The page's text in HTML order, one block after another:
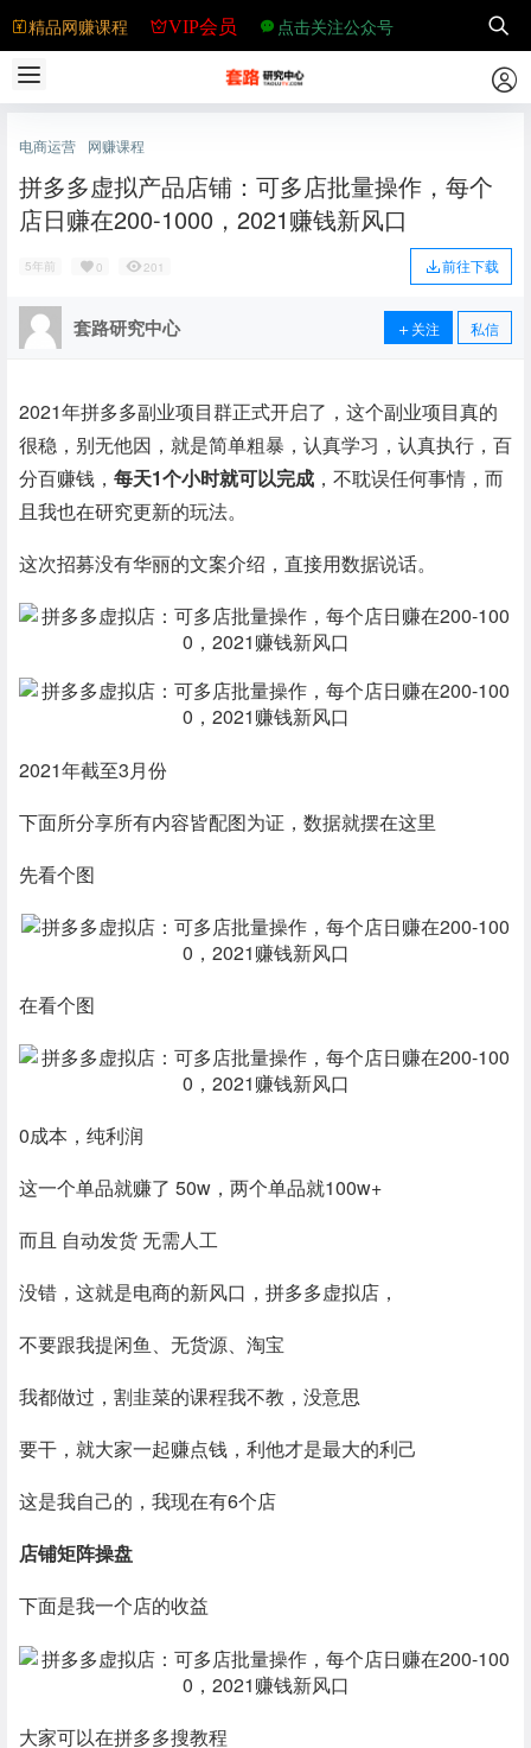
精品网赚课程 VIP会员 点击关注公众号
电商运营 网赚课程
拼多多虚拟产品店铺：可多店批量操作，每个
店日赚在200-1000，2021赚钱新风口
5年前 0 201 前往下载
套路研究中心 关注 私信
2021年拼多多副业项目群正式开启了，这个副业项目真的
很稳，别无他因，就是简单粗暴，认真学习，认真执行，百
分百赚钱， 每天1个小时就可以完成 ，不耽误任何事情，而
且我也在研究更新的玩法。
这次招募没有华丽的文案介绍，直接用数据说话。
2021年截至3月份
下面所分享所有内容皆配图为证，数据就摆在这里
先看个图
在看个图
0成本，纯利润
这一个单品就赚了 50w，两个单品就100w+
而且 自动发货 无需人工
没错，这就是电商的新风口，拼多多虚拟店，
不要跟我提闲鱼、无货源、淘宝
我都做过，割韭菜的课程我不教，没意思
要干，就大家一起赚点钱，利他才是最大的利己
这是我自己的，我现在有6个店
店铺矩阵操盘
下面是我一个店的收益
大家可以在拼多多搜教程